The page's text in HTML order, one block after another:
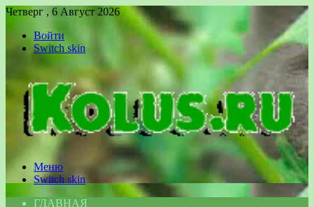
Четверг , 6 Август 2026
Войти
Switch skin
Меню
Switch skin
ГЛАВНАЯ